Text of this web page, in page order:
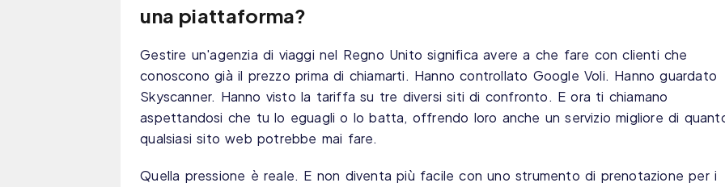
una piattaforma?
Gestire un'agenzia di viaggi nel Regno Unito significa avere a che fare con clienti che
conoscono già il prezzo prima di chiamarti. Hanno controllato Google Voli. Hanno guardato
Skyscanner. Hanno visto la tariffa su tre diversi siti di confronto. E ora ti chiamano
aspettandosi che tu lo eguagli o lo batta, offrendo loro anche un servizio migliore di
qualsiasi sito web potrebbe mai fare.
Quella pressione è reale. E non diventa più facile con uno strumento di prenotazione per i